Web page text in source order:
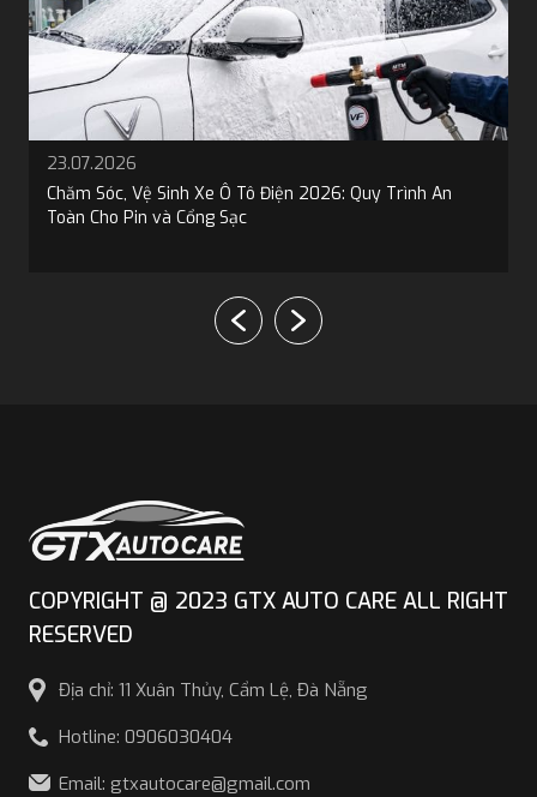
23.07.2026
Chăm Sóc, Vệ Sinh Xe Ô Tô Điện 2026: Quy Trình An
Toàn Cho Pin và Cổng Sạc
COPYRIGHT @ 2023 GTX AUTO CARE ALL RIGHT
RESERVED
Địa chỉ: 11 Xuân Thủy, Cẩm Lệ, Đà Nẵng
Hotline: 0906030404
Email: gtxautocare@gmail.com